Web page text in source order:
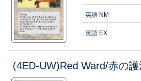
英語 NM
英語 EX
(4ED-UW)Red Ward/赤の護